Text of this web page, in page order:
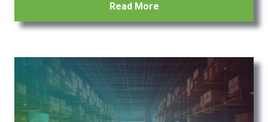
Read More